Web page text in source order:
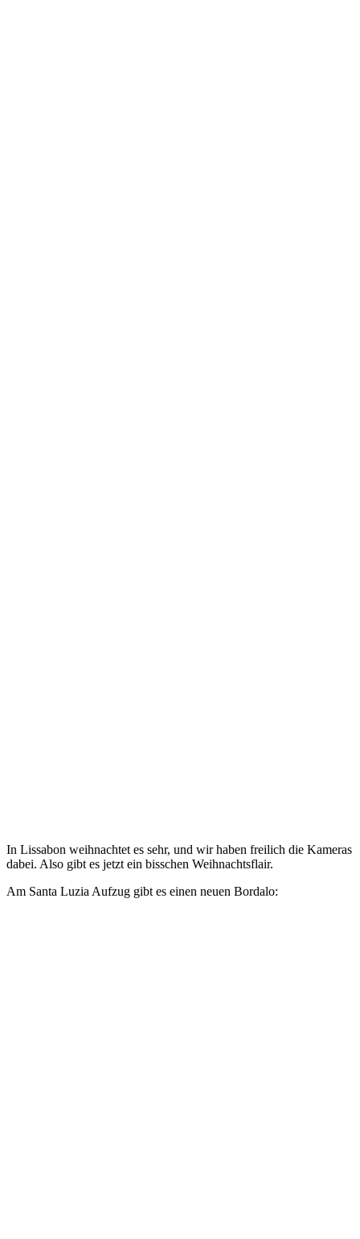
In Lissabon weihnachtet es sehr, und wir haben freilich die Kameras
dabei. Also gibt es jetzt ein bisschen Weihnachtsflair.
Am Santa Luzia Aufzug gibt es einen neuen Bordalo: